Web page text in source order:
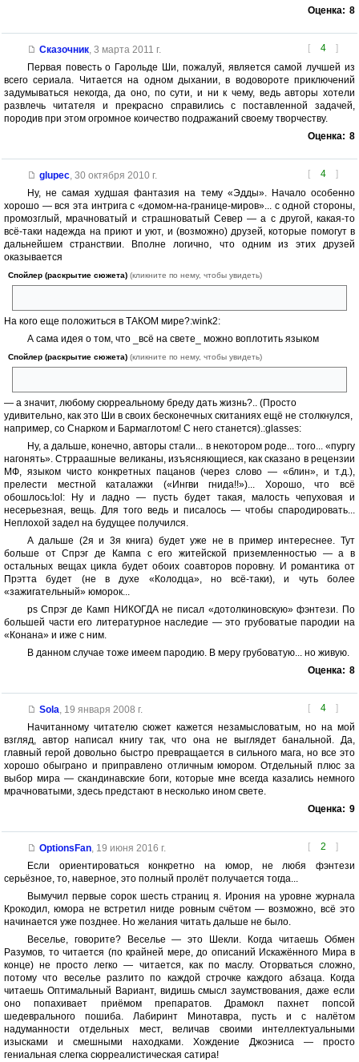
Оценка: 8
[ 4 ]
Сказочник, 3 марта 2011 г.
Первая повесть о Гарольде Ши, пожалуй, является самой лучшей из
всего сериала. Читается на одном дыхании, в водовороте приключений
задумываться некогда, да оно, по сути, и ни к чему, ведь авторы хотели
развлечь читателя и прекрасно справились с поставленной задачей,
породив при этом огромное коичество подражаний своему творчеству.
Оценка: 8
[ 4 ]
glupec, 30 октября 2010 г.
Ну, не самая худшая фантазия на тему «Эдды». Начало особенно
хорошо — вся эта интрига с «домом-на-границе-миров»... с одной стороны,
промозглый, мрачноватый и страшноватый Север — а с другой, какая-то
всё-таки надежда на приют и уют, и (возможно) друзей, которые помогут в
дальнейшем странствии. Вполне логично, что одним из этих друзей
оказывается
Спойлер (раскрытие сюжета) (кликните по нему, чтобы увидеть)
На кого еще положиться в ТАКОМ мире?:wink2:
А сама идея о том, что _всё на свете_ можно воплотить языком
Спойлер (раскрытие сюжета) (кликните по нему, чтобы увидеть)
— а значит, любому сюрреальному бреду дать жизнь?.. (Просто
удивительно, как это Ши в своих бесконечных скитаниях ещё не столкнулся,
например, со Снарком и Бармаглотом! С него станется).:glasses:
Ну, а дальше, конечно, авторы стали... в некотором роде... того... «пургу
нагонять». Стрраашные великаны, изъясняющиеся, как сказано в рецензии
МФ, языком чисто конкретных пацанов (через слово — «блин», и т.д.),
прелести местной каталажки («Ингви гнида!!»)... Хорошо, что всё
обошлось:lol: Ну и ладно — пусть будет такая, малость чепуховая и
несерьезная, вещь. Для того ведь и писалось — чтобы спародировать...
Неплохой задел на будущее получился.
А дальше (2я и 3я книга) будет уже не в пример интереснее. Тут
больше от Спрэг де Кампа с его житейской приземленностью — а в
остальных вещах цикла будет обоих соавторов поровну. И романтика от
Прэтта будет (не в духе «Колодца», но всё-таки), и чуть более
«зажигательный» юморок...
ps Спрэг де Камп НИКОГДА не писал «дотолкиновскую» фэнтези. По
большей части его литературное наследие — это грубоватые пародии на
«Конана» и иже с ним.
В данном случае тоже имеем пародию. В меру грубоватую... но живую.
Оценка: 8
[ 4 ]
Sola, 19 января 2008 г.
Начитанному читателю сюжет кажется незамысловатым, но на мой
взгляд, автор написал книгу так, что она не выглядет банальной. Да,
главный герой довольно быстро превращается в сильного мага, но все это
хорошо обыграно и приправлено отличным юмором. Отдельный плюс за
выбор мира — скандинавские боги, которые мне всегда казались немного
мрачноватыми, здесь предстают в несколько ином свете.
Оценка: 9
[ 2 ]
OptionsFan, 19 июня 2016 г.
Если ориентироваться конкретно на юмор, не любя фэнтези
серьёзное, то, наверное, это полный пролёт получается тогда...
Вымучил первые сорок шесть страниц я. Ирония на уровне журнала
Крокодил, юмора не встретил нигде ровным счётом — возможно, всё это
начинается уже позднее. Но желания читать дальше не было.
Веселье, говорите? Веселье — это Шекли. Когда читаешь Обмен
Разумов, то читается (по крайней мере, до описаний Искажённого Мира в
конце) не просто легко — читается, как по маслу. Оторваться сложно,
потому что веселье разлито по каждой строчке каждого абзаца. Когда
читаешь Оптимальный Вариант, видишь смысл заумствования, даже если
оно попахивает приёмом препаратов. Драмокл пахнет попсой
шедеврального пошиба. Лабиринт Минотавра, пусть и с налётом
надуманности отдельных мест, величав своими интеллектуальными
изысками и смешными находками. Хождение Джоэниса — просто
гениальная слегка сюрреалистическая сатира!